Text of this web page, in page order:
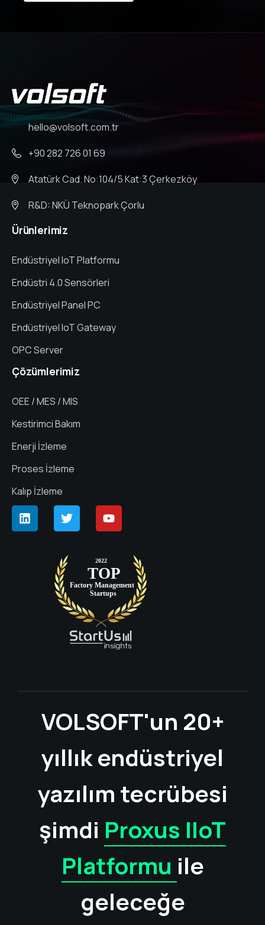
hello@volsoft.com.tr
+90 282 726 01 69
Atatürk Cad. No:104/5 Kat:3 Çerkezköy
R&D: NKÜ Teknopark Çorlu
Ürünlerimiz
Endüstriyel IoT Platformu
Endüstri 4.0 Sensörleri
Endüstriyel Panel PC
Endüstriyel IoT Gateway
OPC Server
Çözümlerimiz
OEE / MES / MIS
Kestirimci Bakım
Enerji İzleme
Proses İzleme
Kalıp İzleme
VOLSOFT'un 20+
yıllık endüstriyel
yazılım tecrübesi
şimdi Proxus IIoT
Platformu ile
geleceğe